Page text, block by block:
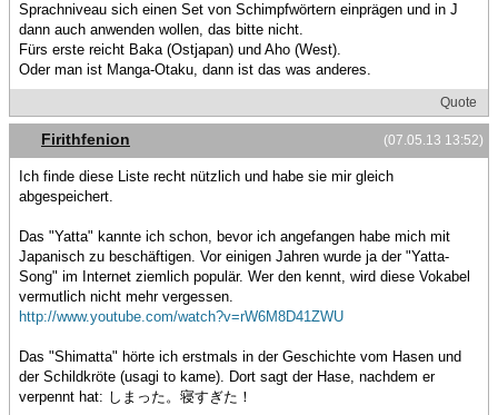
Sprachniveau sich einen Set von Schimpfwörtern einprägen und in J
dann auch anwenden wollen, das bitte nicht.
Fürs erste reicht Baka (Ostjapan) und Aho (West).
Oder man ist Manga-Otaku, dann ist das was anderes.
Quote
(07.05.13 13:52)
Firithfenion
Ich finde diese Liste recht nützlich und habe sie mir gleich
abgespeichert.
Das "Yatta" kannte ich schon, bevor ich angefangen habe mich mit
Japanisch zu beschäftigen. Vor einigen Jahren wurde ja der "Yatta-
Song" im Internet ziemlich populär. Wer den kennt, wird diese Vokabel
vermutlich nicht mehr vergessen.
http://www.youtube.com/watch?v=rW6M8D41ZWU
Das "Shimatta" hörte ich erstmals in der Geschichte vom Hasen und
der Schildkröte (usagi to kame). Dort sagt der Hase, nachdem er
verpennt hat: しまった。寝すぎた！